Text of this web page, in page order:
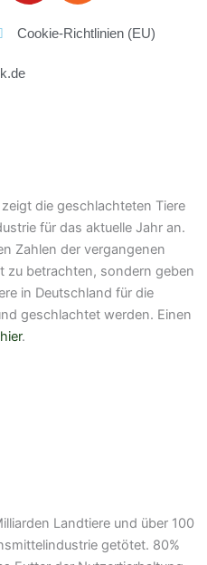
t
Cookie-Richtlinien (EU)
zeigt die geschlachteten Tiere
für das aktuelle Jahr an.
Zahlen der vergangenen
zu betrachten, sondern geben
in Deutschland für die
geschlachtet werden. Einen
hier.
Landtiere und über 100
getötet. 80%